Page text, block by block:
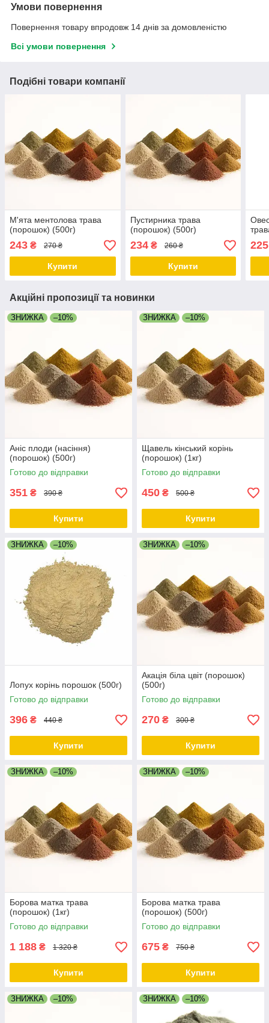
Умови повернення
Повернення товару впродовж 14 днів за домовленістю
Всі умови повернення
Подібні товари компанії
М'ята ментолова трава
(порошок) (500г)
243 ₴ 270 ₴
Купити
Пустирника трава
(порошок) (500г)
234₴ 260 ₴
Купити
225
Акційні пропозиції та новинки
ЗНИЖКА –10%
Аніс плоди (насіння)
(порошок) (500г)
Готово до відправки
351 ₴ 390 ₴
Купити
ЗНИЖКА –10%
Щавель кінський корінь
(порошок) (1кг)
Готово до відправки
450 ₴ 500 ₴
Купити
ЗНИЖКА –10%
Лопух корінь порошок (500г)
Готово до відправки
396 ₴ 440 ₴
Купити
ЗНИЖКА –10%
Акація біла цвіт (порошок)
(500г)
Готово до відправки
270 ₴ 300 ₴
Купити
ЗНИЖКА –10%
Борова матка трава
(порошок) (1кг)
Готово до відправки
1 188 ₴ 1 320 ₴
Купити
ЗНИЖКА –10%
Борова матка трава
(порошок) (500г)
Готово до відправки
675 ₴ 750 ₴
Купити
ЗНИЖКА –10% ЗНИЖКА –10%